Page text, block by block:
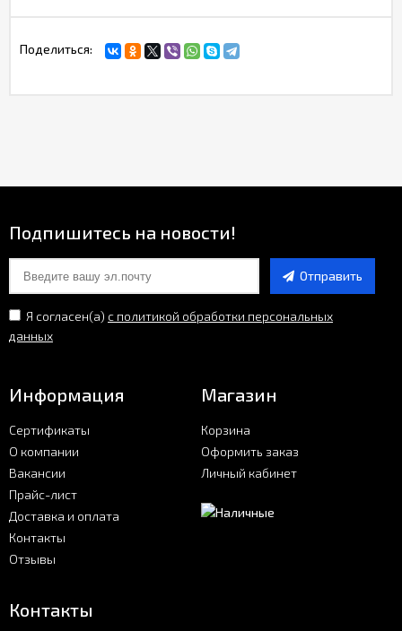
Поделиться:
Подпишитесь на новости!
Отправить
Я согласен(a) с политикой обработки персональных
данных
Информация
Сертификаты
О компании
Вакансии
Прайс-лист
Доставка и оплата
Контакты
Отзывы
Магазин
Корзина
Оформить заказ
Личный кабинет
Контакты